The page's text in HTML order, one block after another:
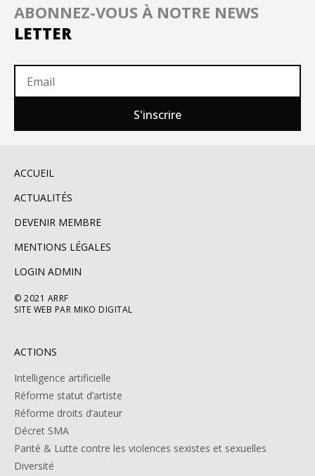
ABONNEZ-VOUS À NOTRE NEWS
LETTER
S'inscrire
ACCUEIL
ACTUALITÉS
DEVENIR MEMBRE
MENTIONS LÉGALES
LOGIN ADMIN
© 2021 ARRF
SITE WEB PAR MIKO DIGITAL
ACTIONS
Intelligence artificielle
Réforme statut d’artiste
Réforme droits d’auteur
Décret SMA
Parité & Lutte contre les violences sexistes et sexuelles
Diversité